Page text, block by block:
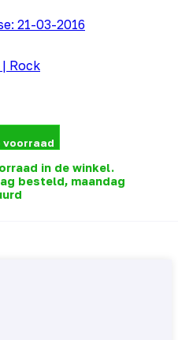
21-03-2016
| Rock
voorraad
in de winkel.
besteld, maandag